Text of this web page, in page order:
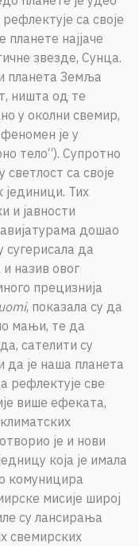
са своје
најјаче
звезде, Сунца.
планета Земља
ништа од те
у околни свемир,
је у
тело“). Супротно
светлост са своје
Тих
и јавности
дошао
да
назив овог
прецизнија
, показала су да
мањи, те да
сателити су
да је наша планета
рефлектује све
више ефеката,
је и нови
која је имала
комуницира
мисије широј
су лансирања
свемирских